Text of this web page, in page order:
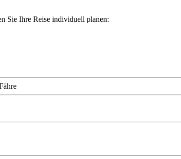
Sie Ihre Reise individuell planen: